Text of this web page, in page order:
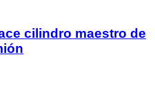
cilindro maestro de